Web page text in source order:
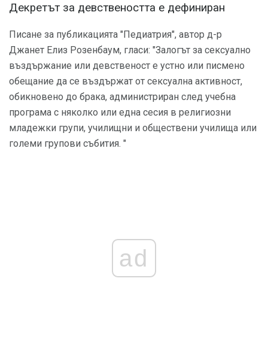
Декретът за девствеността е дефиниран
Писане за публикацията "Педиатрия", автор д-р
Джанет Елиз Розенбаум, гласи: "Залогът за сексуално
въздържание или девственост е устно или писмено
обещание да се въздържат от сексуална активност,
обикновено до брака, администриран след учебна
програма с няколко или една сесия в религиозни
младежки групи, училищни и обществени училища или
големи групови събития. "
ad